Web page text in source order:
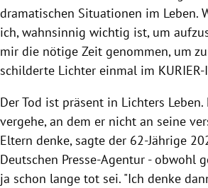
dramatischen Situationen im Leben.
ich, wahnsinnig wichtig ist, um
mir die nötige Zeit genommen, um
schilderte Lichter einmal im
Der Tod ist präsent in Lichters Leben.
vergehe, an dem er nicht an seine
Eltern denke, sagte der 62-Jährige
Deutschen Presse-Agentur - obwohl
ja schon lange tot sei. "Ich denke